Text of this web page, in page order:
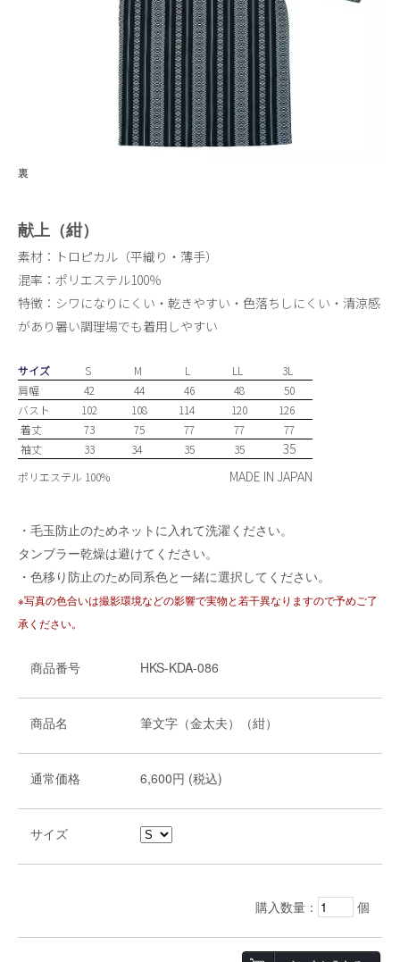
裏
献上（紺）
素材：トロピカル（平織り・薄手）
混率：ポリエステル100％
特徴：シワになりにくい・乾きやすい・色落ちしにくい・清涼感
があり暑い調理場でも着用しやすい
サイズ S M L LL
3L
肩幅
42 44 46 48
50
バスト
102 108 114 120
126
着丈
73 75 77 77
77
袖丈
33 34 35 35 35
ポリエステル 100% MADE IN JAPAN
・毛玉防止のためネットに入れて洗濯ください。
タンブラー乾燥は避けてください。
・色移り防止のため同系色と一緒に選択してください。
※写真の色合いは撮影環境などの影響で実物と若干異なりますので予めご了
承ください。
商品番号 HKS-KDA-086
商品名 筆文字（金太夫）（紺）
通常価格 6,600円 (税込)
サイズ
購入数量： 個